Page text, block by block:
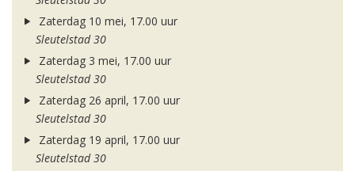
Zaterdag 10 mei, 17.00 uur
Sleutelstad 30
Zaterdag 3 mei, 17.00 uur
Sleutelstad 30
Zaterdag 26 april, 17.00 uur
Sleutelstad 30
Zaterdag 19 april, 17.00 uur
Sleutelstad 30